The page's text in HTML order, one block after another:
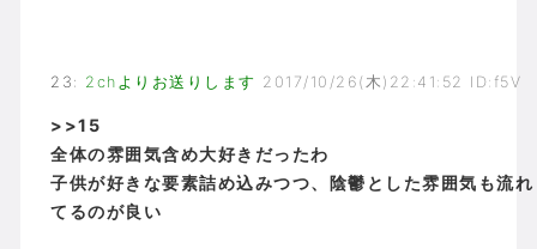
23 : 2chよりお送りします 2017/10/26(木)22:41:52 ID:f5V
>>15
全体の雰囲気含め大好きだったわ
子供が好きな要素詰め込みつつ、陰鬱とした雰囲気も流れ
てるのが良い